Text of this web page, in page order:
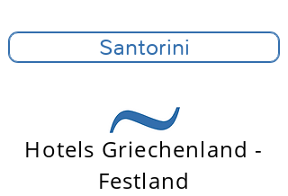
Santorini
Hotels Griechenland -
Festland